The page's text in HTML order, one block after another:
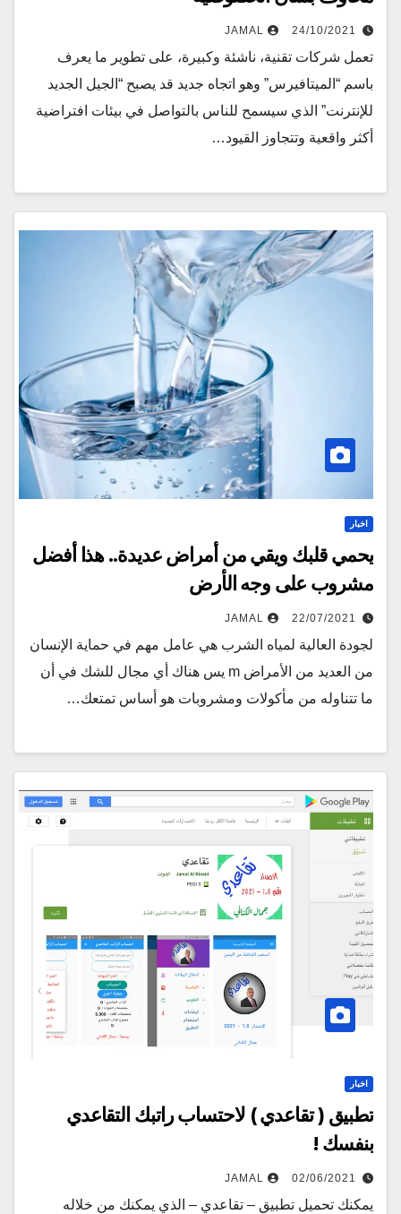
24/10/2021
JAMAL
تعمل شركات تقنية، ناشئة وكبيرة، على تطوير ما يعرف
باسم “الميتافيرس” وهو اتجاه جديد قد يصبح “الجيل الجديد
للإنترنت” الذي سيسمح للناس بالتواصل في بيئات افتراضية
أكثر واقعية وتتجاوز القيود…
اخبار
يحمي قلبك ويقي من أمراض عديدة.. هذا أفضل
مشروب على وجه الأرض
22/07/2021
JAMAL
لجودة العالية لمياه الشرب هي عامل مهم في حماية الإنسان
من العديد من الأمراض m يس هناك أي مجال للشك في أن
ما تتناوله من مأكولات ومشروبات هو أساس تمتعك…
اخبار
تطبيق ( تقاعدي ) لاحتساب راتبك التقاعدي
بنفسك !
02/06/2021
JAMAL
يمكنك تحميل تطبيق – تقاعدي – الذي يمكنك من خلاله